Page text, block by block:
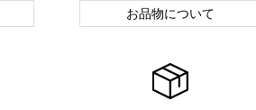
お品物について